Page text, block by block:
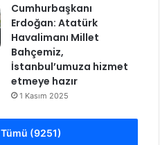
Cumhurbaşkanı
Erdoğan: Atatürk
Havalimanı Millet
Bahçemiz,
İstanbul’umuza hizmet
etmeye hazır
1 Kasım 2025
Tümü (9251)